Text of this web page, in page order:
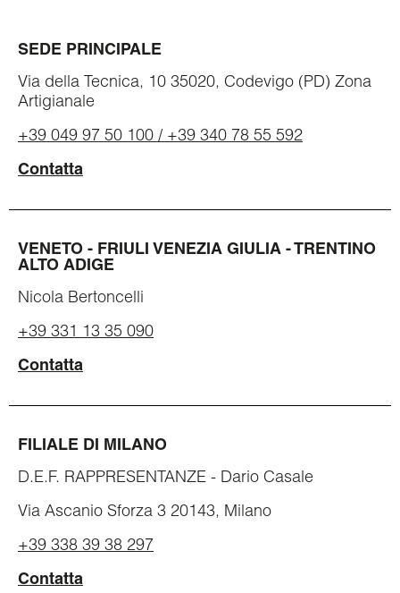
SEDE PRINCIPALE
Via della Tecnica, 10 35020, Codevigo (PD) Zona
Artigianale
+39 049 97 50 100 / +39 340 78 55 592
Contatta
VENETO - FRIULI VENEZIA GIULIA - TRENTINO
ALTO ADIGE
Nicola Bertoncelli
+39 331 13 35 090
Contatta
FILIALE DI MILANO
D.E.F. RAPPRESENTANZE - Dario Casale
Via Ascanio Sforza 3 20143, Milano
+39 338 39 38 297
Contatta